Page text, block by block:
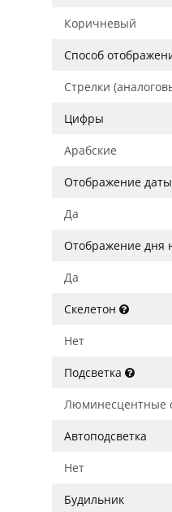
Коричневый
Способ
Стрелки
Цифры
Арабские
Отображение даты
Да
Отображение дня
Да
Скелетон
Нет
Подсветка
Люминесцентные
Автоподсветка
Нет
Будильник